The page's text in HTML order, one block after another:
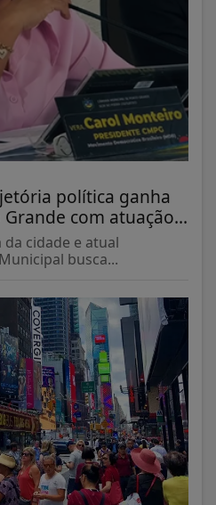
política ganha
com atuação...
cidade e atual
busca...